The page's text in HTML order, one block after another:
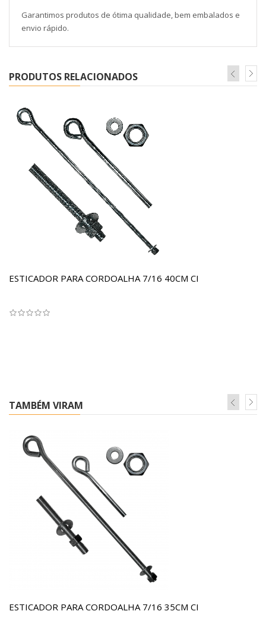
Garantimos produtos de ótima qualidade, bem embalados e
envio rápido.
PRODUTOS RELACIONADOS
ESTICADOR PARA CORDOALHA 7/16 40CM CI
TAMBÉM VIRAM
ESTICADOR PARA CORDOALHA 7/16 35CM CI